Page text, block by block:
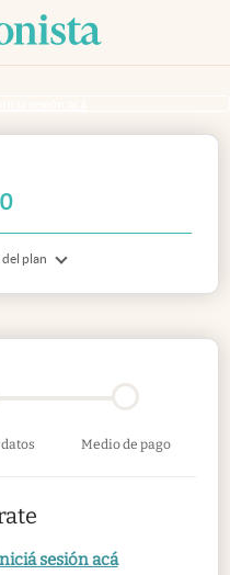
plan
Medio de pago
sesión acá